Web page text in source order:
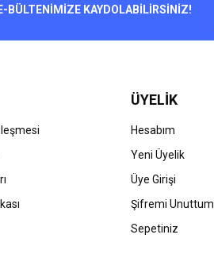
Gönder
BÜLTENİMİZE KAYDOLABİLİRSİNİZ!
ÜYELİK
Hesabım
Yeni Üyelik
Üye Girişi
Şifremi Unuttum
Sepetiniz